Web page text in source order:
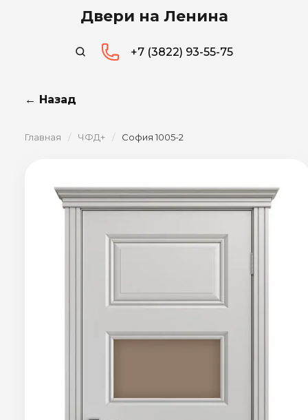
Двери на Ленина
+7 (3822) 93-55-75
← Назад
Главная / ЧФД+ / София 1005-2